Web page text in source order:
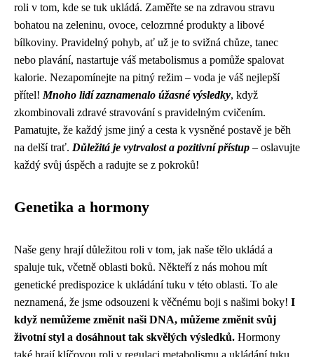
roli v tom, kde se tuk ukládá. Zaměřte se na zdravou stravu
bohatou na zeleninu, ovoce, celozrnné produkty a libové
bílkoviny. Pravidelný pohyb, ať už je to svižná chůze, tanec
nebo plavání, nastartuje váš metabolismus a pomůže spalovat
kalorie. Nezapomínejte na pitný režim – voda je váš nejlepší
přítel! Mnoho lidí zaznamenalo úžasné výsledky, když
zkombinovali zdravé stravování s pravidelným cvičením.
Pamatujte, že každý jsme jiný a cesta k vysněné postavě je běh
na delší trať. Důležitá je vytrvalost a pozitivní přístup – oslavujte
každý svůj úspěch a radujte se z pokroků!
Genetika a hormony
Naše geny hrají důležitou roli v tom, jak naše tělo ukládá a
spaluje tuk, včetně oblasti boků. Někteří z nás mohou mít
genetické predispozice k ukládání tuku v této oblasti. To ale
neznamená, že jsme odsouzeni k věčnému boji s našimi boky! I
když nemůžeme změnit naši DNA, můžeme změnit svůj
životní styl a dosáhnout tak skvělých výsledků. Hormony
také hrají klíčovou roli v regulaci metabolismu a ukládání tuku.